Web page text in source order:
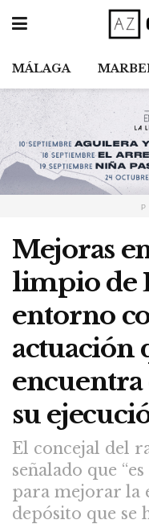
MÁLAGA
Mejoras
limpio de
entorno
actuación
encuentra
su
El concejal del
señalado que
para mejorar la
depósito que se